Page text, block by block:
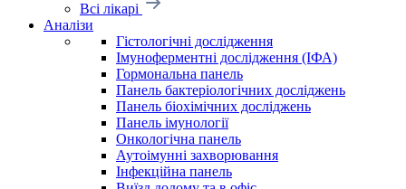
Всі лікарі
Аналізи
Гістологічні дослідження
Імуноферментні дослідження (ІФА)
Гормональна панель
Панель бактеріологічних досліджень
Панель біохімічних досліджень
Панель імунології
Онкологічна панель
Аутоімунні захворювання
Інфекційна панель